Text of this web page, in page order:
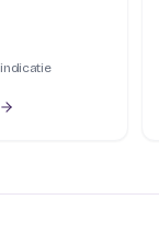
indicatie
tabblad)